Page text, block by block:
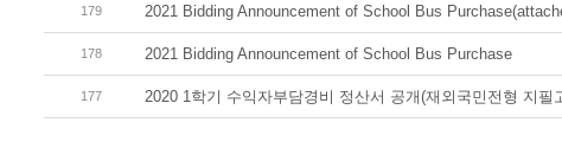
179 2021 Bidding Announcement of School Bus
178 2021 Bidding Announcement of School Bus Purchase
177 2020 1학기 수익자부담경비 정산서 공개(재외국민전형 지필